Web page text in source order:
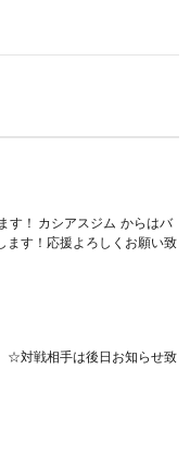
す！ カシアスジム からはバ
ます！応援よろしくお願い致
☆対戦相手は後日お知らせ致